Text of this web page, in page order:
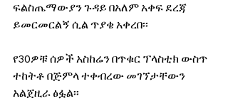
ፍልስጤማውያን ጉዳይ በአለም አቀፍ ደረጃ
ይመርመርልኝ ሲል ጥያቄ አቀረበ፡፡
የ30ዎቹ ሰዎች አስከሬን በጥቁር ፕላስቲክ ውስጥ
ተከትቶ በጅምላ ተቀብረው መገኘታቸውን
አልጀዚራ ፅፏል፡፡